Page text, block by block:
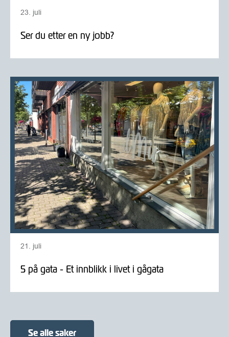
23. juli
Ser du etter en ny jobb?
21. juli
5 på gata - Et innblikk i livet i gågata
Se alle saker